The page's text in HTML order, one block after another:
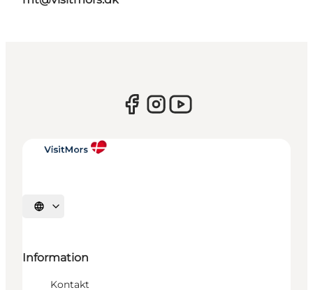
Sprache auswählen
Information
Kontakt